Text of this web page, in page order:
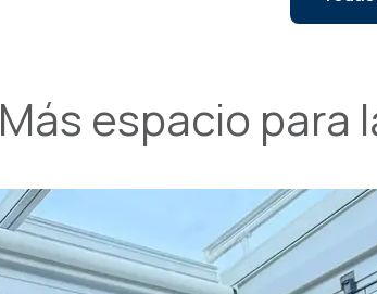
Más espacio para